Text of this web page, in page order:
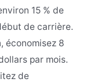
15 % de
de carrière.
économisez 8
par mois.
de